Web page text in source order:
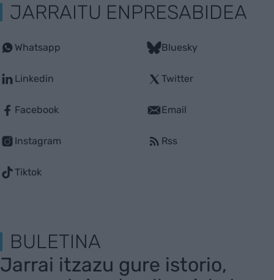
JARRAITU ENPRESABIDEA
Whatsapp
Linkedin
Facebook
Instagram
Tiktok
Bluesky
Twitter
Email
Rss
BULETINA
Jarrai itzazu gure istorio,